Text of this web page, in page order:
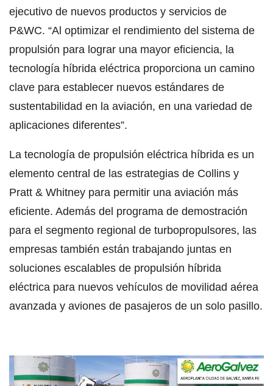
ejecutivo de nuevos productos y servicios de
P&WC. “Al optimizar el rendimiento del sistema de
propulsión para lograr una mayor eficiencia, la
tecnología híbrida eléctrica proporciona un camino
clave para establecer nuevos estándares de
sustentabilidad en la aviación, en una variedad de
aplicaciones diferentes”.
La tecnología de propulsión eléctrica híbrida es un
elemento central de las estrategias de Collins y
Pratt & Whitney para permitir una aviación más
eficiente. Además del programa de demostración
para el segmento regional de turbopropulsores, las
empresas también están trabajando juntas en
soluciones escalables de propulsión híbrida
eléctrica para nuevos vehículos de movilidad aérea
avanzada y aviones de pasajeros de un solo pasillo.